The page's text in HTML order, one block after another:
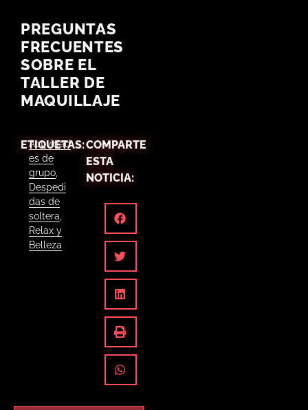
PREGUNTAS
FRECUENTES
SOBRE EL
TALLER DE
MAQUILLAJE
ETIQUETAS:
Actividad
es de
grupo,
Despedi
das de
soltera
Relax y
Belleza
COMPARTE
ESTA
NOTICIA: